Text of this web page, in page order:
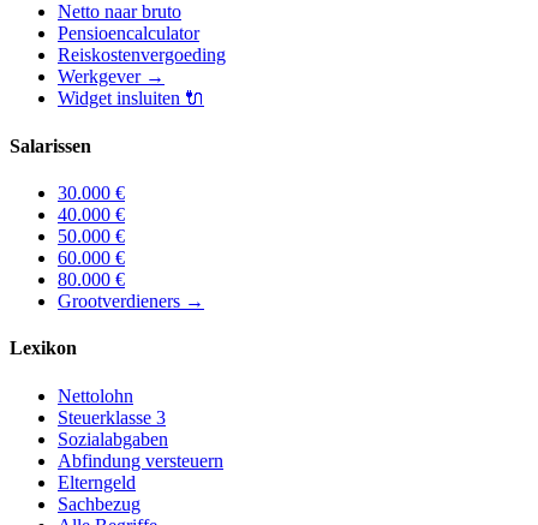
Netto naar bruto
Pensioencalculator
Reiskostenvergoeding
Werkgever→
Widget insluiten 🔌
Salarissen
30.000 €
40.000 €
50.000 €
60.000 €
80.000 €
Grootverdieners →
Lexikon
Nettolohn
Steuerklasse 3
Sozialabgaben
Abfindung versteuern
Elterngeld
Sachbezug